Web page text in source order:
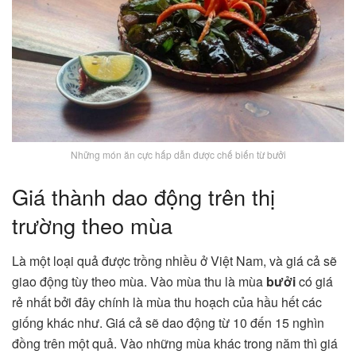
Những món ăn cực hấp dẫn được chế biến từ bưởi
Giá thành dao động trên thị
trường theo mùa
Là một loại quả được trồng nhiều ở Việt Nam, và giá cả sẽ
giao động tùy theo mùa. Vào mùa thu là mùa bưởicó giá
rẻ nhất bởi đây chính là mùa thu hoạch của hầu hết các
giống khác như. Giá cả sẽ dao động từ 10 đến 15 nghìn
đồng trên một quả. Vào những mùa khác trong năm thì giá